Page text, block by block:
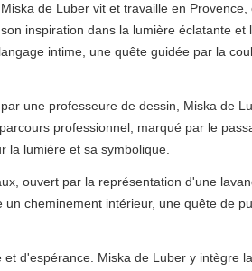
Miska de Luber vit et travaille en Provence,
son inspiration dans la lumière éclatante et
intime, une quête guidée par la
une professeure de dessin, Miska de
professionnel, marqué par le
la lumière et sa symbolique.
ouvert par la représentation d'une
cheminement intérieur, une quête de
d'espérance. Miska de Luber y intègre